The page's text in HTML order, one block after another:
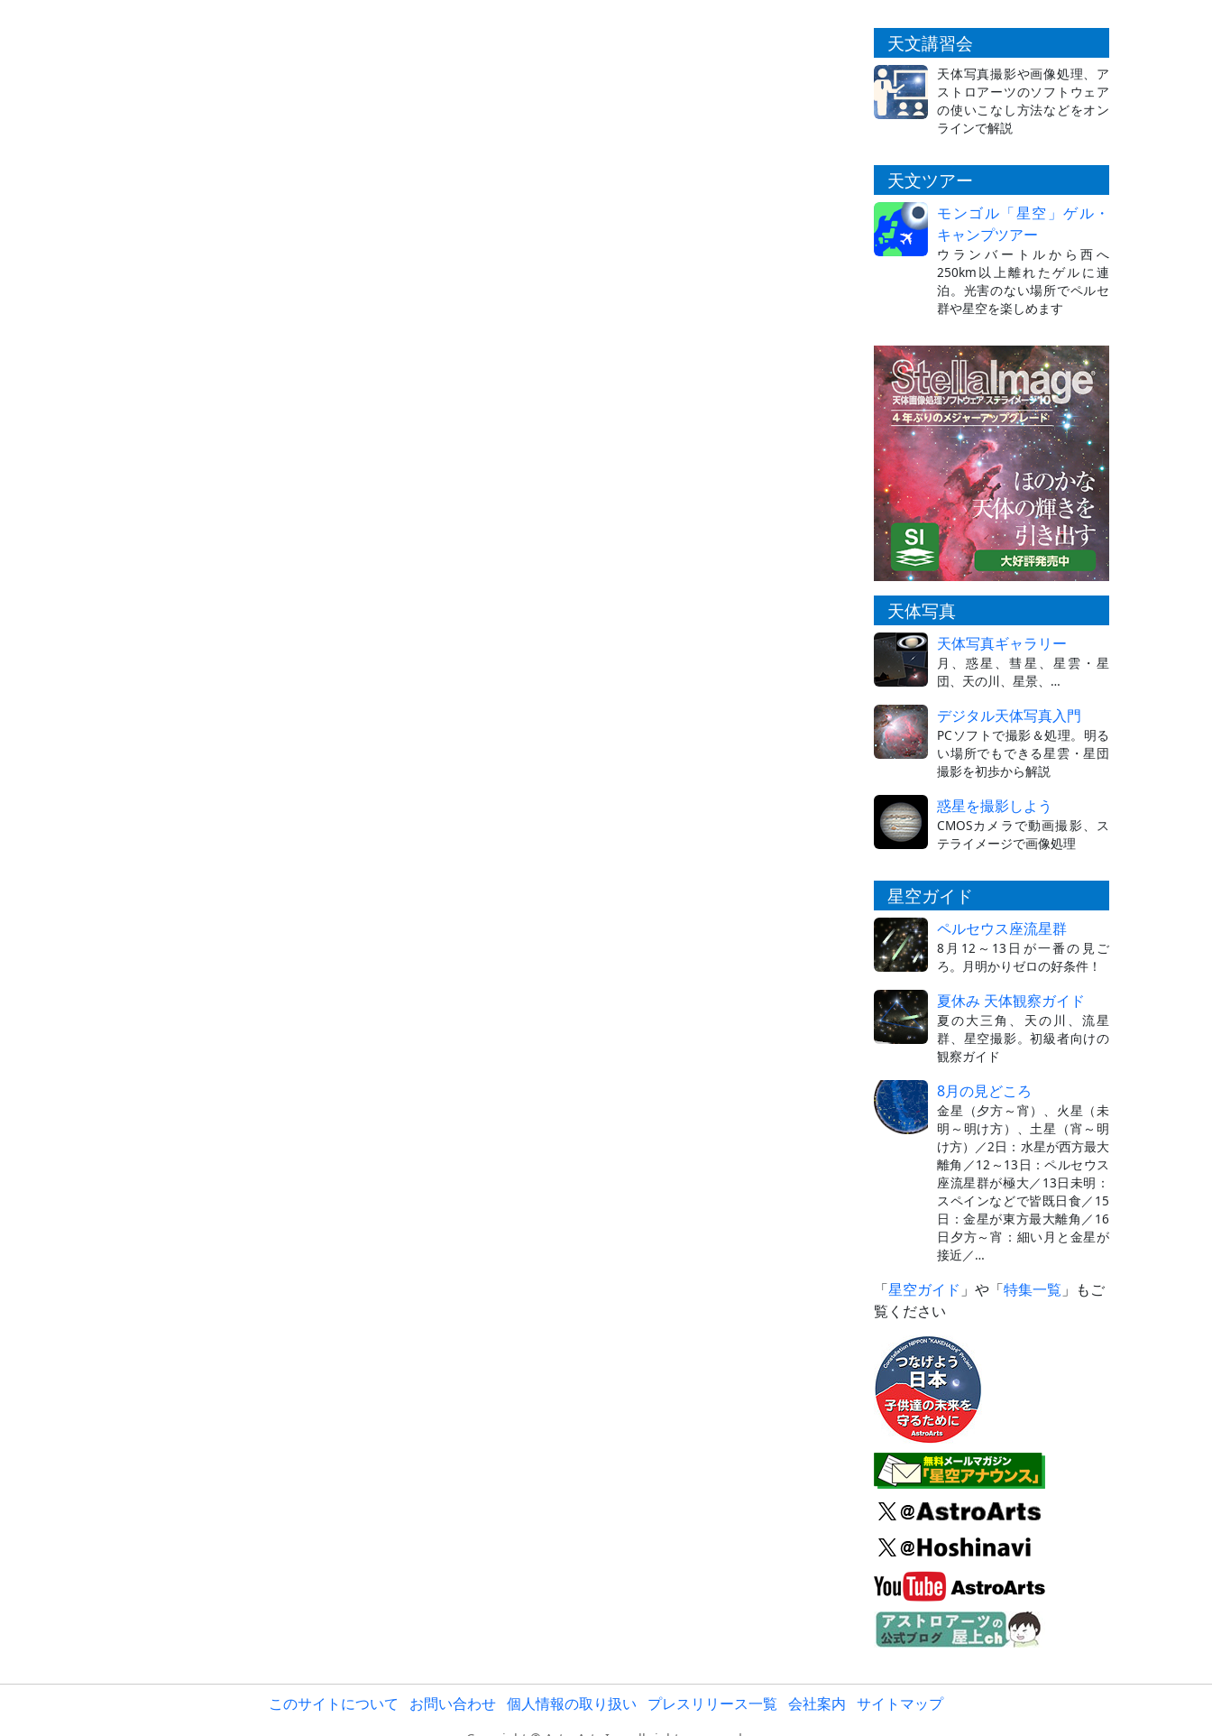
天文講習会
天体写真撮影や画像処理、ア
ストロアーツのソフトウェア
の使いこなし方法などをオン
ラインで解説
天文ツアー
モンゴル「星空」ゲル・
キャンプツアー
ウランバートルから西へ
250km以上離れたゲルに連
泊。光害のない場所でペルセ
群や星空を楽しめます
天体写真
天体写真ギャラリー
月、惑星、彗星、星雲・星
団、天の川、星景、…
デジタル天体写真入門
PCソフトで撮影＆処理。明る
い場所でもできる星雲・星団
撮影を初歩から解説
惑星を撮影しよう
CMOSカメラで動画撮影、ス
テライメージで画像処理
星空ガイド
ペルセウス座流星群
8月12～13日が一番の見ご
ろ。月明かりゼロの好条件！
夏休み 天体観察ガイド
夏の大三角、天の川、流星
群、星空撮影。初級者向けの
観察ガイド
8月の見どころ
金星（夕方～宵）、火星（未
明～明け方）、土星（宵～明
け方）／2日：水星が西方最大
離角／12～13日：ペルセウス
座流星群が極大／13日未明：
スペインなどで皆既日食／15
日：金星が東方最大離角／16
日夕方～宵：細い月と金星が
接近／…
「星空ガイド 」や「特集一覧 」もご
覧ください
このサイトについて お問い合わせ 個人情報の取り扱い プレスリリース一覧 会社案内 サイトマップ